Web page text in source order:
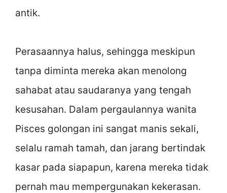
antik.
Perasaannya halus, sehingga meskipun
tanpa diminta mereka akan menolong
sahabat atau saudaranya yang tengah
kesusahan. Dalam pergaulannya wanita
Pisces golongan ini sangat manis sekali,
selalu ramah tamah, dan jarang bertindak
kasar pada siapapun, karena mereka tidak
pernah mau mempergunakan kekerasan.